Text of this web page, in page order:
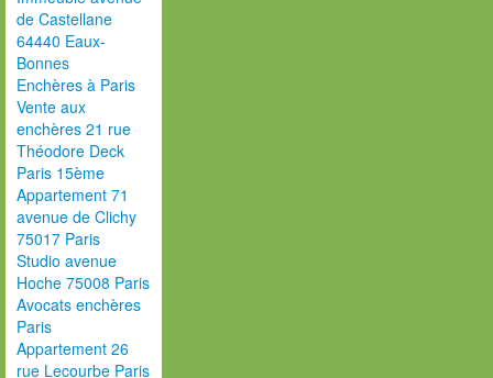
de Castellane
64440 Eaux-
Bonnes
Enchères à Paris
Vente aux
enchères 21 rue
Théodore Deck
Paris 15ème
Appartement 71
avenue de Clichy
75017 Paris
Studio avenue
Hoche 75008 Paris
Avocats enchères
Paris
Appartement 26
rue Lecourbe Paris